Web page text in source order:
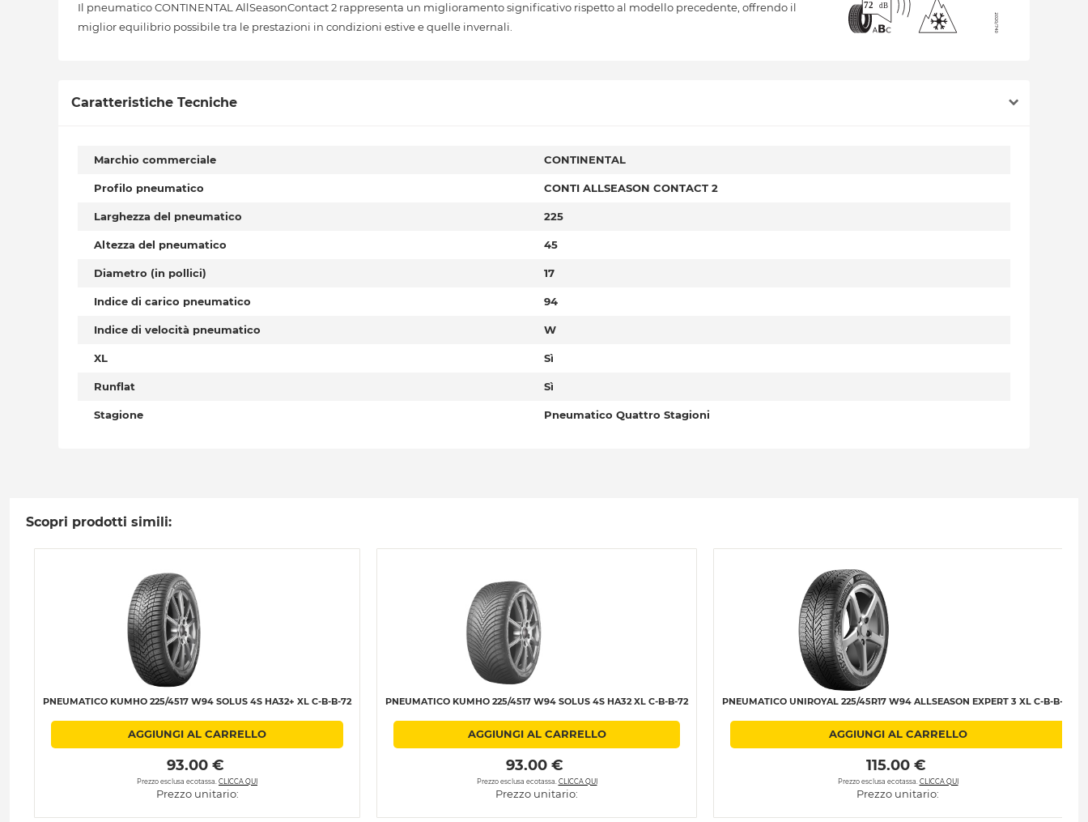
Il pneumatico CONTINENTAL AllSeasonContact 2 rappresenta un miglioramento significativo rispetto al modello precedente, offrendo il
miglior equilibrio possibile tra le prestazioni in condizioni estive e quelle invernali.
Caratteristiche Tecniche
Marchio commerciale CONTINENTAL
Profilo pneumatico CONTI ALLSEASON CONTACT 2
Larghezza del pneumatico 225
Altezza del pneumatico 45
Diametro (in pollici) 17
Indice di carico pneumatico 94
Indice di velocità pneumatico W
XL Sì
Runflat Sì
Stagione Pneumatico Quattro Stagioni
Scopri prodotti simili:
PNEUMATICO KUMHO 225/4517 W94 SOLUS 4S HA32+ XL C-B-B-72
AGGIUNGI AL CARRELLO
93.00 €
Prezzo esclusa ecotassa. CLICCA QUI
Prezzo unitario:
PNEUMATICO KUMHO 225/4517 W94 SOLUS 4S HA32 XL C-B-B-72
AGGIUNGI AL CARRELLO
93.00 €
Prezzo esclusa ecotassa. CLICCA QUI
Prezzo unitario:
PNEUMATICO UNIROYAL 225/45R17 W94 ALLSEASON EXPERT 3 XL C-B-B-72
AGGIUNGI AL CARRELLO
115.00 €
Prezzo esclusa ecotassa. CLICCA QUI
Prezzo unitario: